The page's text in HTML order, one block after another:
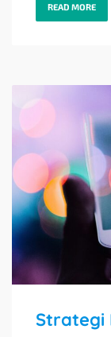
READ MORE